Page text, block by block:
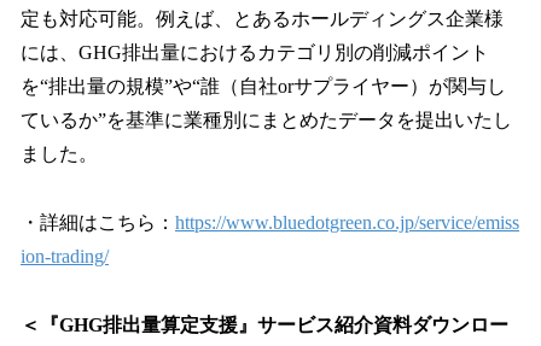
定も対応可能。例えば、とあるホールディングス企業様
には、GHG排出量におけるカテゴリ別の削減ポイント
を“排出量の規模”や“誰（自社orサプライヤー）が関与し
ているか”を基準に業種別にまとめたデータを提出いたし
ました。
・詳細はこちら： https://www.bluedotgreen.co.jp/service/emiss
ion-trading/
＜『GHG排出量算定支援』サービス紹介資料ダウンロー